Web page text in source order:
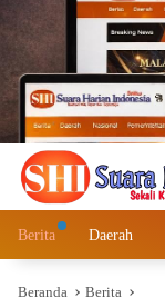
Berita Daerah
Beranda Berita